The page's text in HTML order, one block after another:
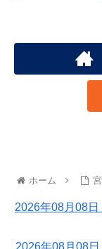
ホーム
2026年08月08
2026年08月08